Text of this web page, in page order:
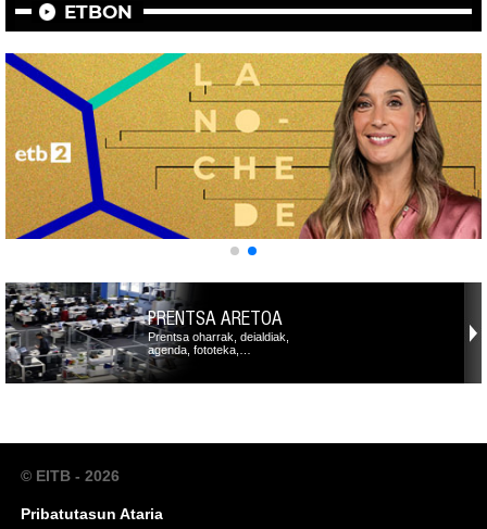
ETBON
PRENTSA ARETOA
Prentsa oharrak, deialdiak,
agenda, fototeka,…
© EITB - 2026
Pribatutasun Ataria